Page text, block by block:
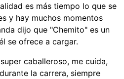
es más tiempo lo que se
y hay muchos momentos
dijo que "Chemito" es un
se ofrece a cargar.
caballeroso, me cuida,
la carrera, siempre